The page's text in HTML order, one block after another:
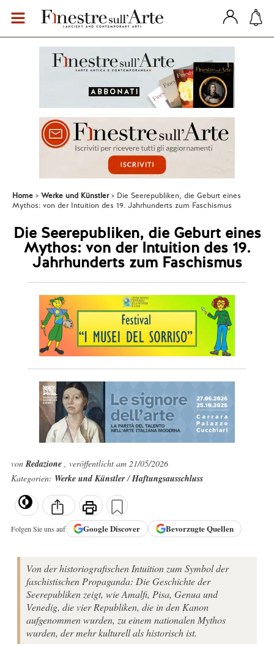
Home Werke und Künstler
Die Seerepubliken, die Geburt eines
Mythos: von der Intuition des 19. Jahrhunderts zum Faschismus
Die Seerepubliken, die Geburt eines
Mythos: von der Intuition des 19.
Jahrhunderts zum Faschismus
vonRedazione , veröffentlicht am 21/05/2026
Kategorien: Werke und Künstler/Haftungsausschluss
Folgen Sie uns auf GoogleDiscover Bevorzugte Quellen
Von der historiografischen Intuition zum Symbol der
faschistischen Propaganda: Die Geschichte der
Seerepubliken zeigt, wie Amalfi, Pisa, Genua und
Venedig, die vier Republiken, die in den Kanon
aufgenommen wurden, zu einem nationalen Mythos
wurden, der mehr kulturell als historisch ist.